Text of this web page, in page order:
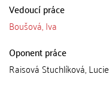
Vedoucí práce
Boušová, Iva
Oponent práce
Raisová Stuchlíková, Lucie